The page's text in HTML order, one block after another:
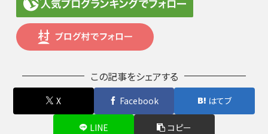
この記事をシェアする
X Facebook はてブ
LINE コピー